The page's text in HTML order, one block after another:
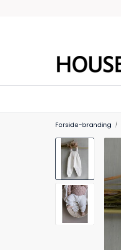
Forside-branding